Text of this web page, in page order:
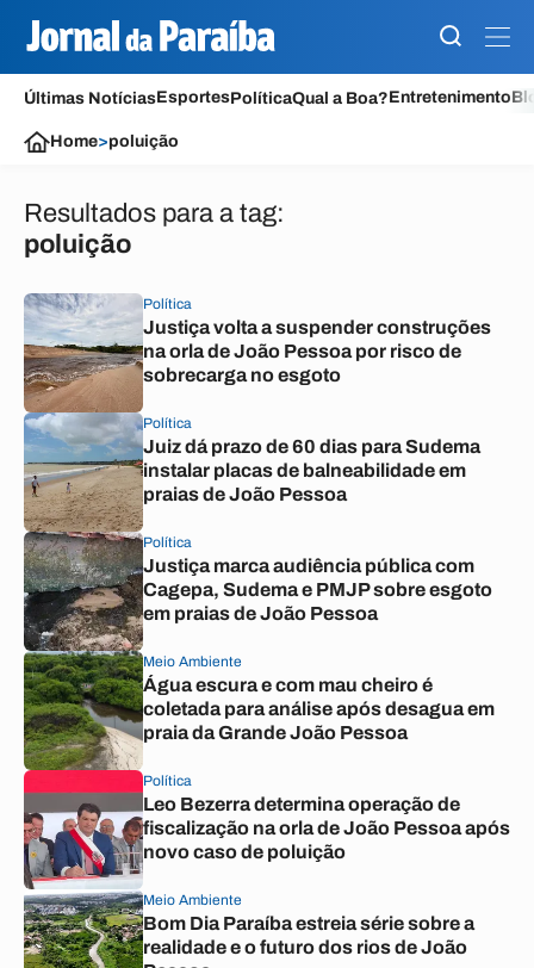
Últimas NotíciasEsportesPolíticaQual a Boa?Entretenimento
Home>poluição
Resultados para a tag:
poluição
Política
Justiça volta a suspender construções
na orla de João Pessoa por risco de
sobrecarga no esgoto
Política
Juiz dá prazo de 60 dias para Sudema
instalar placas de balneabilidade em
praias de João Pessoa
Política
Justiça marca audiência pública com
Cagepa, Sudema e PMJP sobre esgoto
em praias de João Pessoa
Meio Ambiente
Água escura e com mau cheiro é
coletada para análise após desagua em
praia da Grande João Pessoa
Política
Leo Bezerra determina operação de
fiscalização na orla de João Pessoa após
novo caso de poluição
Meio Ambiente
Bom Dia Paraíba estreia série sobre a
realidade e o futuro dos rios de João